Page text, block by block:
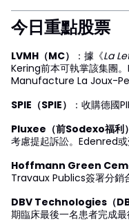
今日重點股票
LVMH（MC） ：據《La
Kering前本可執掌該集團
Manufacture La Joux-
SPIE（SPIE）
：收購德國
Pluxee（前Sodexo福利）
考慮提起訴訟。Edenred或
Hoffmann Green
Travaux Publics簽署分銷
DBV Technologies（
期臨床最後一名患者完成最